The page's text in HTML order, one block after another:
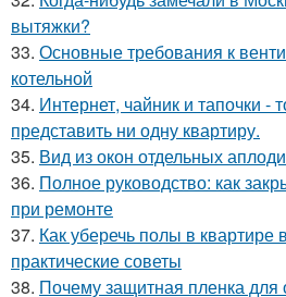
вытяжки?
33. Основные требования к
котельной
34. Интернет, чайник и тапочки -
представить ни одну квартиру.
35. Вид из окон отдельных
36. Полное руководство: как
при ремонте
37. Как уберечь полы в квартире
практические советы
38. Почему защитная пленка для